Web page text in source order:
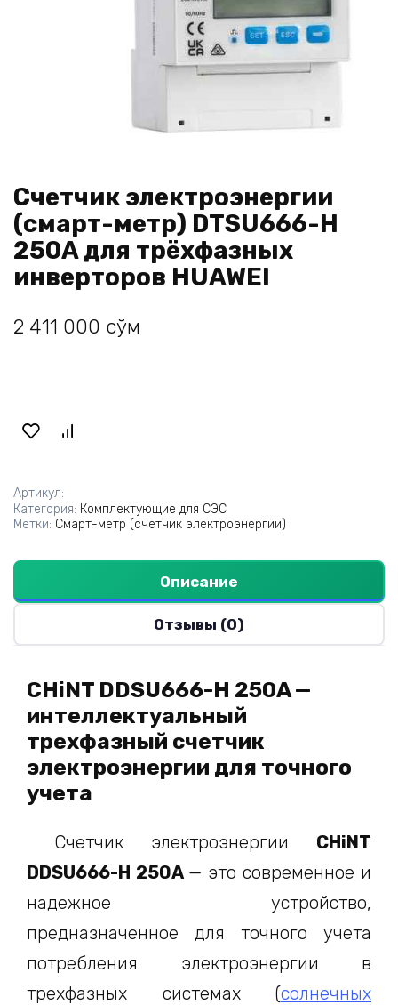
Счетчик электроэнергии
(смарт-метр) DTSU666-H
250A для трёхфазных
инверторов HUAWEI
2 411 000 сўм
Артикул:
Категория: Комплектующие для СЭС
Метки: Смарт-метр (счетчик электроэнергии)
Описание
Отзывы (0)
CHiNT DDSU666-H 250A —
интеллектуальный
трехфазный счетчик
электроэнергии для точного
учета
Счетчик электроэнергии CHiNT
DDSU666-H 250A — это современное и
надежное устройство,
предназначенное для точного учета
потребления электроэнергии в
трехфазных системах (солнечных